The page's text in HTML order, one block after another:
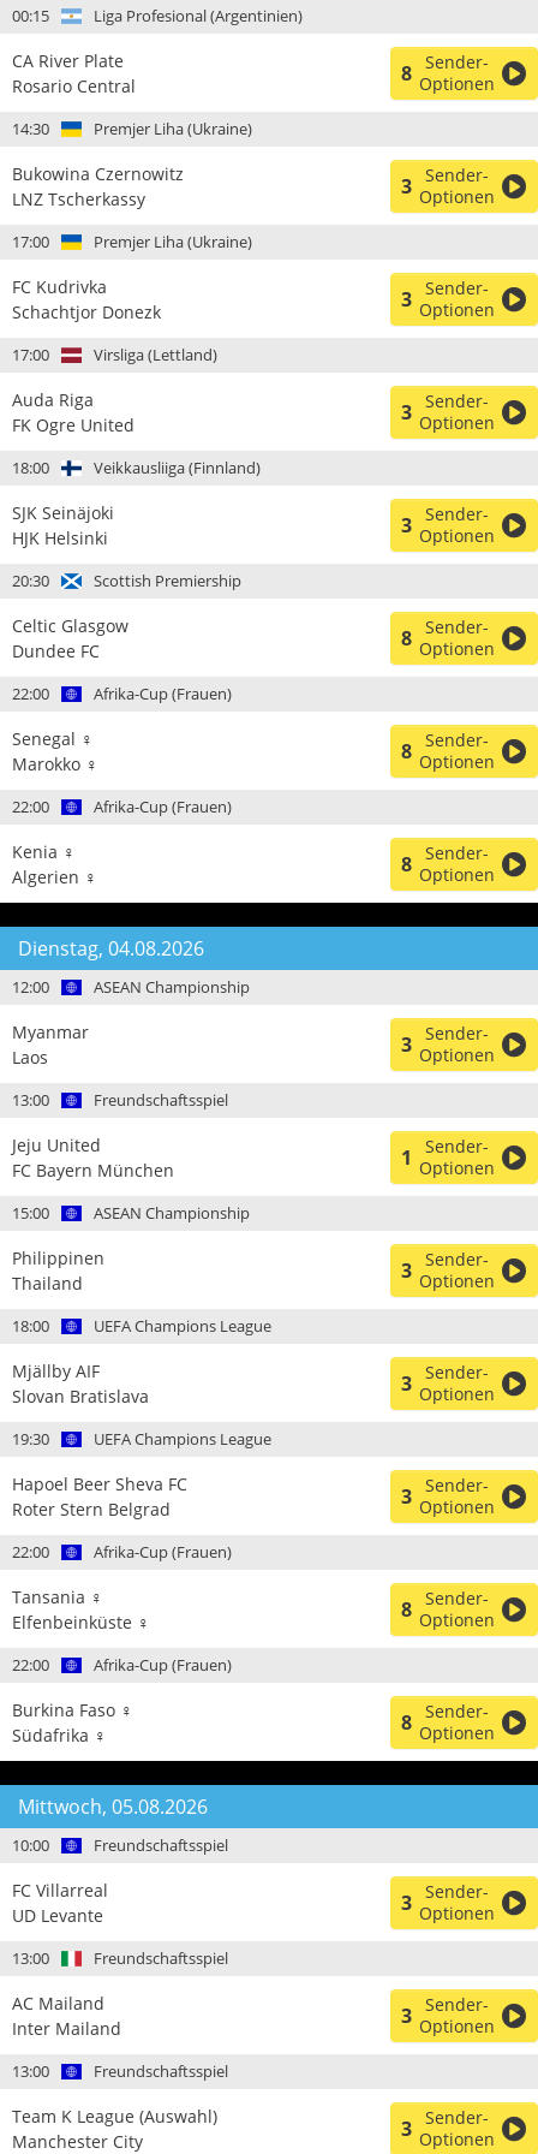
00:15 Liga Profesional (Argentinien)
CA River Plate
Rosario Central
8 Sender-
Optionen
14:30 Premjer Liha (Ukraine)
Bukowina Czernowitz
LNZ Tscherkassy
3 Sender-
Optionen
17:00 Premjer Liha (Ukraine)
FC Kudrivka
Schachtjor Donezk
3 Sender-
Optionen
17:00 Virsliga (Lettland)
Auda Riga
FK Ogre United
3 Sender-
Optionen
18:00 Veikkausliiga (Finnland)
SJK Seinäjoki
HJK Helsinki
3 Sender-
Optionen
20:30 Scottish Premiership
Celtic Glasgow
Dundee FC
8 Sender-
Optionen
22:00 Afrika-Cup (Frauen)
Senegal ♀
Marokko ♀
8 Sender-
Optionen
22:00 Afrika-Cup (Frauen)
Kenia ♀
Algerien ♀
8 Sender-
Optionen
Dienstag, 04.08.2026
12:00 ASEAN Championship
Myanmar
Laos
3 Sender-
Optionen
13:00 Freundschaftsspiel
Jeju United
FC Bayern München
1
Sender-
Optionen
15:00 ASEAN Championship
Philippinen
Thailand
3 Sender-
Optionen
18:00 UEFA Champions League
Mjällby AIF
Slovan Bratislava
3 Sender-
Optionen
19:30 UEFA Champions League
Hapoel Beer Sheva FC
Roter Stern Belgrad
3 Sender-
Optionen
22:00 Afrika-Cup (Frauen)
Tansania ♀
Elfenbeinküste ♀
8 Sender-
Optionen
22:00 Afrika-Cup (Frauen)
Burkina Faso ♀
Südafrika ♀
8 Sender-
Optionen
Mittwoch, 05.08.2026
10:00 Freundschaftsspiel
FC Villarreal
UD Levante
3 Sender-
Optionen
13:00 Freundschaftsspiel
AC Mailand
Inter Mailand
3 Sender-
Optionen
13:00 Freundschaftsspiel
Team K League (Auswahl)
Manchester City
3 Sender-
Optionen